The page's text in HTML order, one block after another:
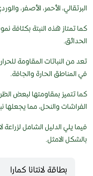
البرتقالي، الأحمر، الأصفر،
كما تمتاز هذه النبتة بكثافة
الحدائق.
تعد من النباتات المقاومة
في المناطق الحارة والجافة.
كما تتميز بمقاومتها لبعض
الفراشات والنحل، مما يجعلها
فيما يلي الدليل الشامل لزراعة
بالشكل الامثل.
بطاقة لانتانا كمارا